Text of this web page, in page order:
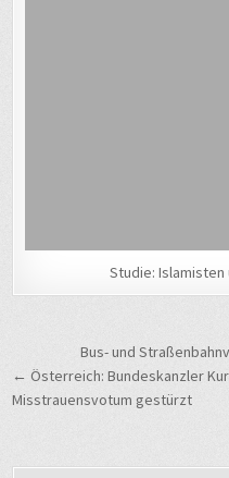
Studie: Islamisten
Bus- und
← Österreich: Bundeskanzler
Misstrauensvotum gestürzt